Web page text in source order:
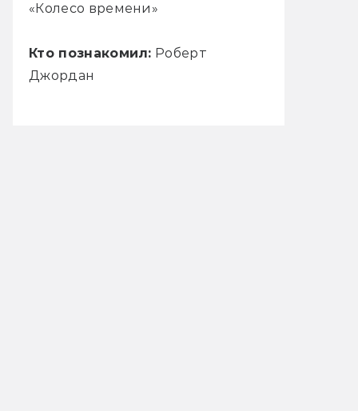
«Колесо времени»
Кто познакомил: Роберт
Джордан